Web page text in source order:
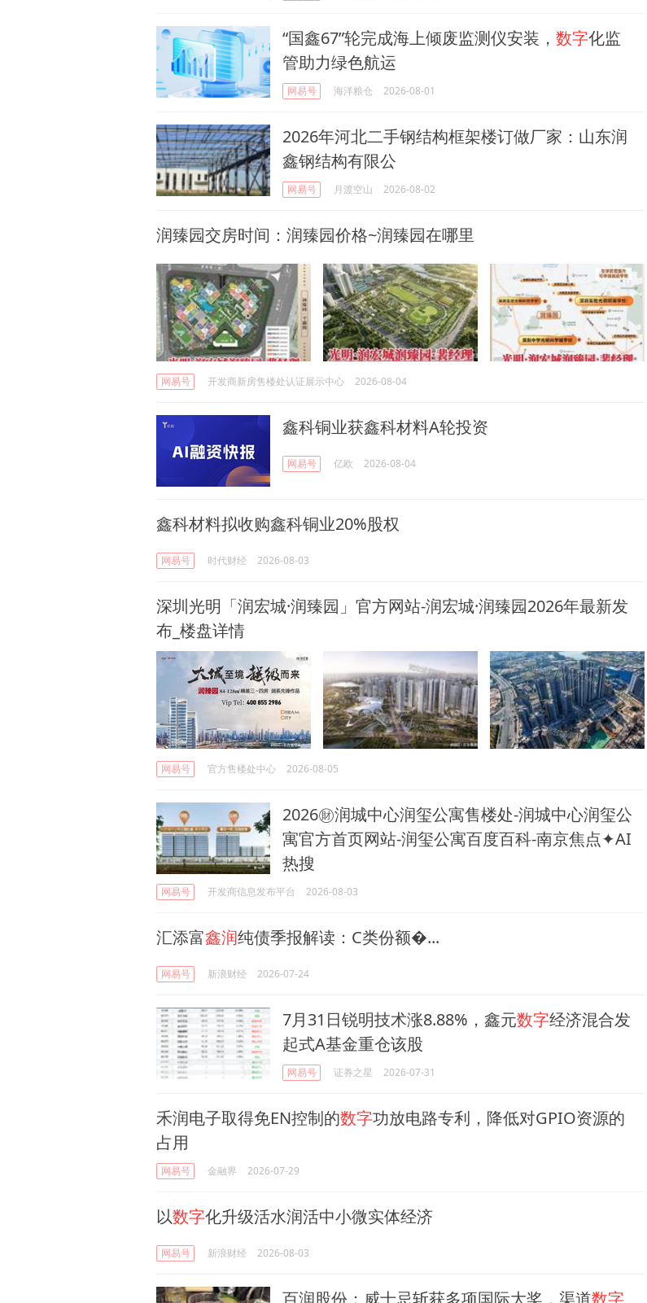
“国鑫67”轮完成海上倾废监测仪安装， 数字化监
管助力绿色航运
网易号 海洋粮仓 2026-08-01
2026年河北二手钢结构框架楼订做厂家：山东润
鑫钢结构有限公
网易号 月渡空山 2026-08-02
润臻园交房时间：润臻园价格~润臻园在哪里
网易号 开发商新房售楼处认证展示中心 2026-08-04
鑫科铜业获鑫科材料A轮投资
网易号 亿欧 2026-08-04
鑫科材料拟收购鑫科铜业20%股权
网易号 时代财经 2026-08-03
深圳光明「 润宏城·润臻园」官方网站- 润宏城·润臻园2026年最新发
布_楼盘详情
网易号 官方售楼处中心 2026-08-05
2026㊖润城中心润玺公寓售楼处-润城中心润玺公
寓官方首页网站-润玺公寓百度百科-南京焦点✦AI
热搜
网易号 开发商信息发布平台 2026-08-03
汇添富鑫润纯债季报解读：C类份额�...
网易号 新浪财经 2026-07-24
7月31日锐明技术涨8.88%，鑫元数字经济混合发
起式A基金重仓该股
网易号 证券之星 2026-07-31
禾润电子取得免EN控制的数字功放电路专利，降低对GPIO资源的
占用
网易号 金融界 2026-07-29
以数字化升级活水润活中小微实体经济
网易号 新浪财经 2026-08-03
百润股份：威士忌斩获多项国际大奖，渠道数字